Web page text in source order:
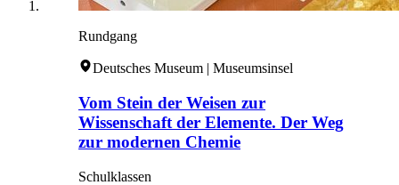
Rundgang
Deutsches Museum | Museumsinsel
Vom Stein der Weisen zur
Wissenschaft der Elemente. Der Weg
zur modernen Chemie
Schulklassen